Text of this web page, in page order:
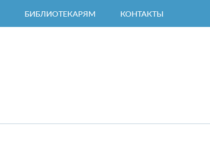
БИБЛИОТЕКАРЯМ КОНТАКТЫ